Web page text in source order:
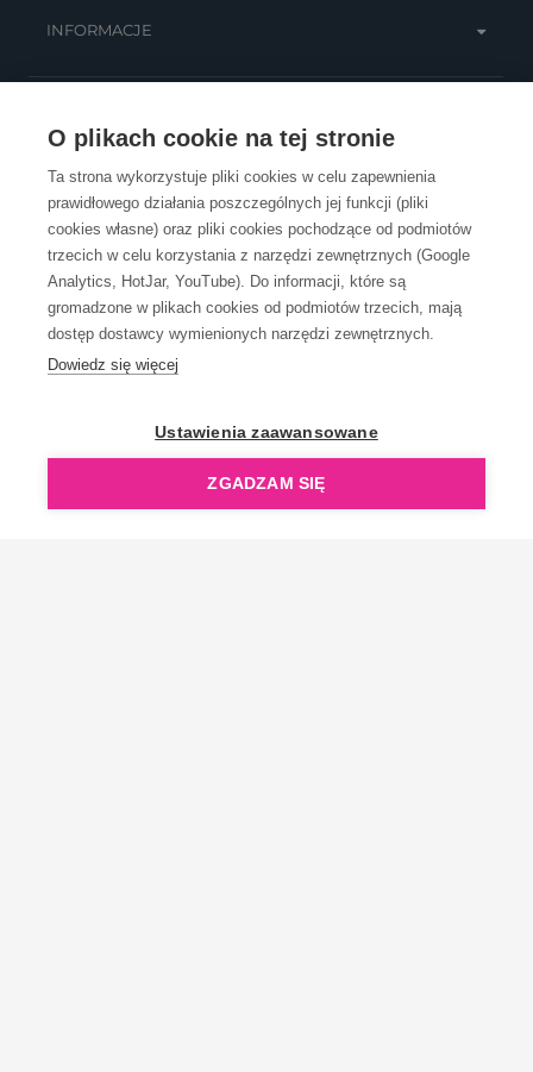
O plikach cookie na tej stronie
Ta strona wykorzystuje pliki cookies w celu zapewnienia
prawidłowego działania poszczególnych jej funkcji (pliki
cookies własne) oraz pliki cookies pochodzące od podmiotów
trzecich w celu korzystania z narzędzi zewnętrznych (Google
Analytics, HotJar, YouTube). Do informacji, które są
gromadzone w plikach cookies od podmiotów trzecich, mają
dostęp dostawcy wymienionych narzędzi zewnętrznych.
Dowiedz się więcej
Ustawienia zaawansowane
ZGADZAM SIĘ
INFORMACJE
OBSŁUGA KLIENTA
KONTAKT
OpenGift jest częścią ReflectGroup.